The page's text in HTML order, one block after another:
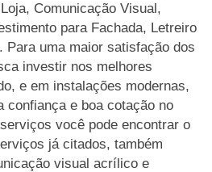
Comunicação Visual,
para Fachada, Letreiro
Para uma maior satisfação dos
investir nos melhores
e em instalações modernas,
confiança e boa cotação no
você pode encontrar o
já citados, também
visual acrílico e